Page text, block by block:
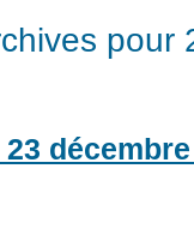
pour